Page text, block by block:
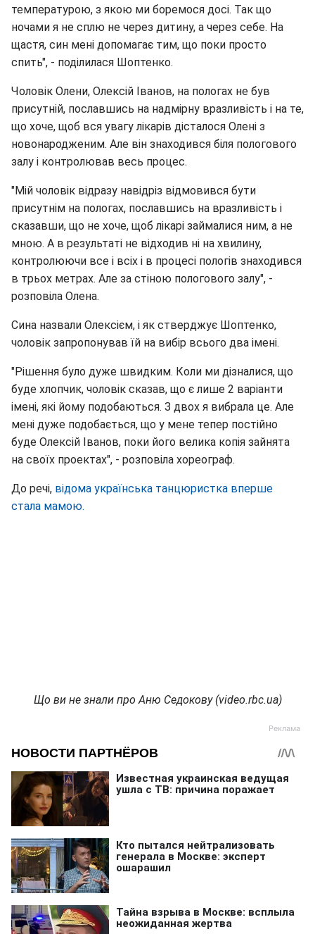
температурою, з якою ми боремося досі. Так що
ночами я не сплю не через дитину, а через себе. На
щастя, син мені допомагає тим, що поки просто
спить", - поділилася Шоптенко.
Чоловік Олени, Олексій Іванов, на пологах не був
присутній, пославшись на надмірну вразливість і на те,
що хоче, щоб вся увагу лікарів дісталося Олені з
новонародженим. Але він знаходився біля пологового
залу і контролював весь процес.
"Мій чоловік відразу навідріз відмовився бути
присутнім на пологах, пославшись на вразливість і
сказавши, що не хоче, щоб лікарі займалися ним, а не
мною. А в результаті не відходив ні на хвилину,
контролюючи все і всіх і в процесі пологів знаходився
в трьох метрах. Але за стіною пологового залу", -
розповіла Олена.
Сина назвали Олексієм, і як стверджує Шоптенко,
чоловік запропонував їй на вибір всього два імені.
"Рішення було дуже швидким. Коли ми дізналися, що
буде хлопчик, чоловік сказав, що є лише 2 варіанти
імені, які йому подобаються. З двох я вибрала це. Але
мені дуже подобається, що у мене тепер постійно
буде Олексій Іванов, поки його велика копія зайнята
на своїх проектах", - розповіла хореограф.
До речі, відома українська танцюристка вперше
стала мамою.
Що ви не знали про Аню Седокову (video.rbc.ua)